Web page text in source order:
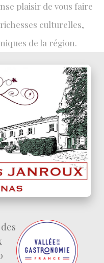
plaisir de vous faire
culturelles,
de la région.